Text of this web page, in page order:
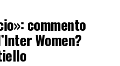
commento
Women?